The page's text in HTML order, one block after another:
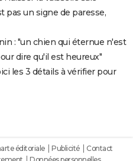
pas un signe de paresse,
: "un chien qui éternue n'est
dire qu'il est heureux"
les 3 détails à vérifier pour
éditoriale Publicité
Contact